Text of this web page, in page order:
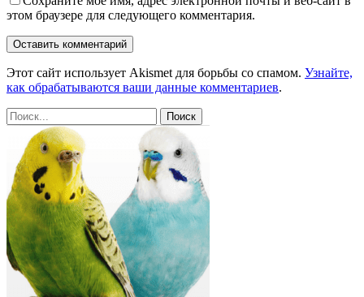
этом браузере для следующего комментария.
Этот сайт использует Akismet для борьбы со спамом. Узнайте,
как обрабатываются ваши данные комментариев.